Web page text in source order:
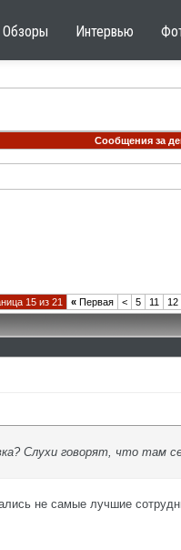
Обзоры Интервью
Сообщения за
15 из 21 « Первая < 5 11 12
Слухи говорят, что там
не самые лучшие